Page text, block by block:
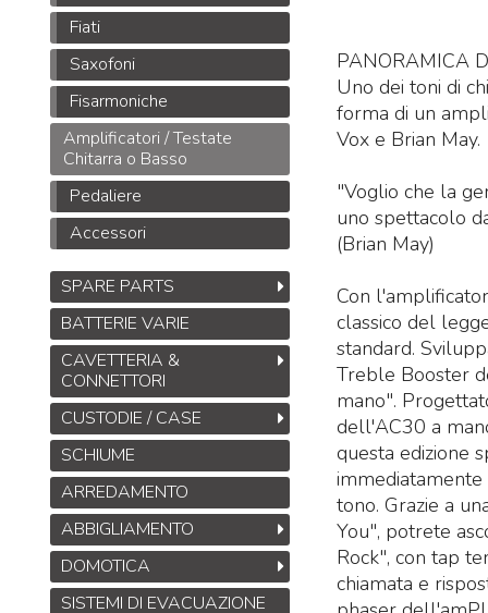
PANORAMICA
Uno dei toni di
forma di un
Vox e Brian May.
"Voglio che la
uno spettacolo
(Brian May)
Con
classico del
standard.
Treble Booster
mano".
dell'AC30 a
questa edizione
tono. Grazie a
You", potrete
Rock", con tap
chiamata e
Fiati
Saxofoni
Fisarmoniche
Amplificatori / Testate
Chitarra o Basso
Pedaliere
Accessori
SPARE PARTS
BATTERIE VARIE
CAVETTERIA &
CONNETTORI
CUSTODIE / CASE
SCHIUME
ARREDAMENTO
ABBIGLIAMENTO
DOMOTICA
SISTEMI DI EVACUAZIONE